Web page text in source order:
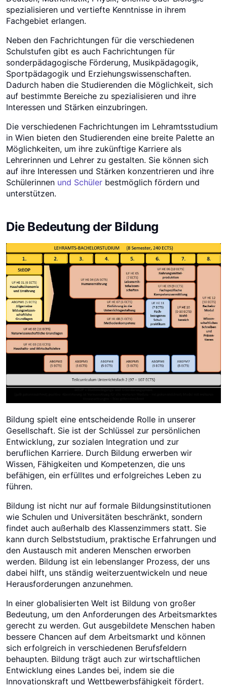
spezialisieren und vertiefte Kenntnisse in ihrem
Fachgebiet erlangen.
Neben den Fachrichtungen für die verschiedenen
Schulstufen gibt es auch Fachrichtungen für
sonderpädagogische Förderung, Musikpädagogik,
Sportpädagogik und Erziehungswissenschaften.
Dadurch haben die Studierenden die Möglichkeit, sich
auf bestimmte Bereiche zu spezialisieren und ihre
Interessen und Stärken einzubringen.
Die verschiedenen Fachrichtungen im Lehramtsstudium
in Wien bieten den Studierenden eine breite Palette an
Möglichkeiten, um ihre zukünftige Karriere als
Lehrerinnen und Lehrer zu gestalten. Sie können sich
auf ihre Interessen und Stärken konzentrieren und ihre
Schülerinnen und Schüler bestmöglich fördern und
unterstützen.
Die Bedeutung der Bildung
Bildung spielt eine entscheidende Rolle in unserer
Gesellschaft. Sie ist der Schlüssel zur persönlichen
Entwicklung, zur sozialen Integration und zur
beruflichen Karriere. Durch Bildung erwerben wir
Wissen, Fähigkeiten und Kompetenzen, die uns
befähigen, ein erfülltes und erfolgreiches Leben zu
führen.
Bildung ist nicht nur auf formale Bildungsinstitutionen
wie Schulen und Universitäten beschränkt, sondern
findet auch außerhalb des Klassenzimmers statt. Sie
kann durch Selbststudium, praktische Erfahrungen und
den Austausch mit anderen Menschen erworben
werden. Bildung ist ein lebenslanger Prozess, der uns
dabei hilft, uns ständig weiterzuentwickeln und neue
Herausforderungen anzunehmen.
In einer globalisierten Welt ist Bildung von großer
Bedeutung, um den Anforderungen des Arbeitsmarktes
gerecht zu werden. Gut ausgebildete Menschen haben
bessere Chancen auf dem Arbeitsmarkt und können
sich erfolgreich in verschiedenen Berufsfeldern
behaupten. Bildung trägt auch zur wirtschaftlichen
Entwicklung eines Landes bei, indem sie die
Innovationskraft und Wettbewerbsfähigkeit fördert.